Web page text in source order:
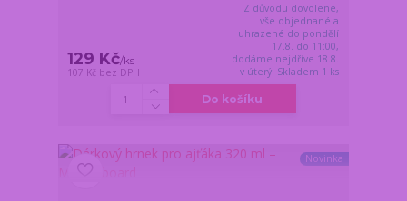
129 Kč/ks
107 Kč bez DPH
Z důvodu dovolené,
vše objednané a
uhrazené do pondělí
17.8. do 11:00,
dodáme nejdříve 18.8.
v úterý. Skladem 1 ks
Do košíku
Novinka